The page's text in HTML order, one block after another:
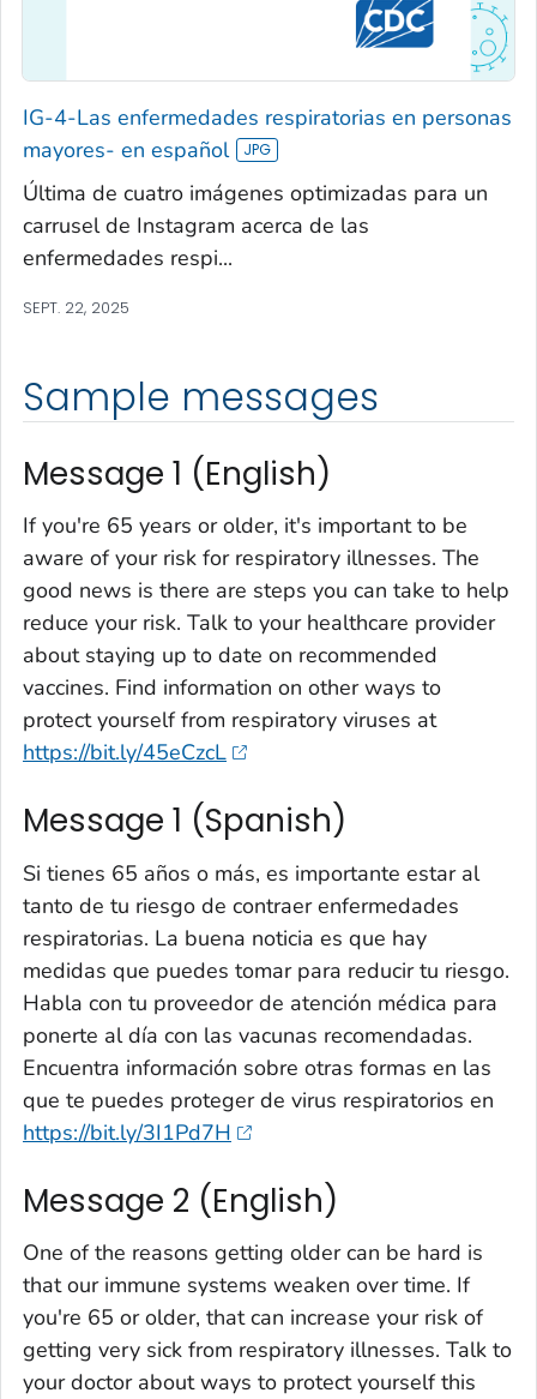
IG-4-Las enfermedades respiratorias en personas
mayores- en español
Última de cuatro imágenes optimizadas para un
carrusel de Instagram acerca de las
enfermedades respi...
SEPT. 22, 2025
Sample messages
Message 1 (English)
If you're 65 years or older, it's important to be
aware of your risk for respiratory illnesses. The
good news is there are steps you can take to help
reduce your risk. Talk to your healthcare provider
about staying up to date on recommended
vaccines. Find information on other ways to
protect yourself from respiratory viruses at
https://bit.ly/45eCzcL
Message 1 (Spanish)
Si tienes 65 años o más, es importante estar al
tanto de tu riesgo de contraer enfermedades
respiratorias. La buena noticia es que hay
medidas que puedes tomar para reducir tu riesgo.
Habla con tu proveedor de atención médica para
ponerte al día con las vacunas recomendadas.
Encuentra información sobre otras formas en las
que te puedes proteger de virus respiratorios en
https://bit.ly/3I1Pd7H
Message 2 (English)
One of the reasons getting older can be hard is
that our immune systems weaken over time. If
you're 65 or older, that can increase your risk of
getting very sick from respiratory illnesses. Talk to
your doctor about ways to protect yourself this